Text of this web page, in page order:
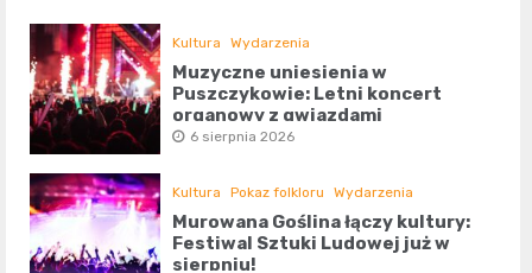
Kultura Wydarzenia
Muzyczne uniesienia w
Puszczykowie: Letni koncert
organowy z gwiazdami
6 sierpnia 2026
Kultura Pokaz folkloru Wydarzenia
Murowana Goślina łączy kultury:
Festiwal Sztuki Ludowej już w
sierpniu!